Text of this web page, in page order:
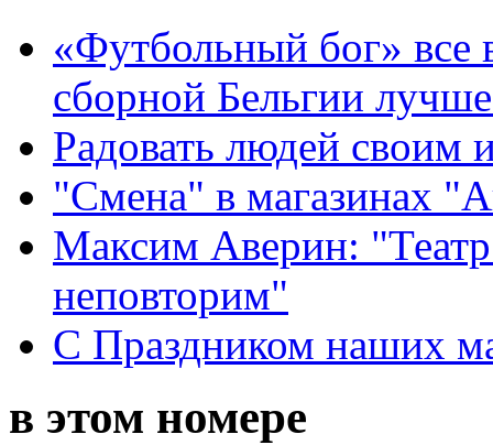
«Футбольный бог» все
сборной Бельгии
Радовать людей своим
"Смена" в магазинах
Максим Аверин:
неповторим"
С Праздником наших
в этом номере